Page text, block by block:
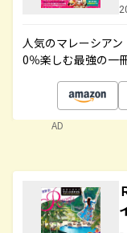
人気のマレーシア
0％楽しむ最強の一
AD